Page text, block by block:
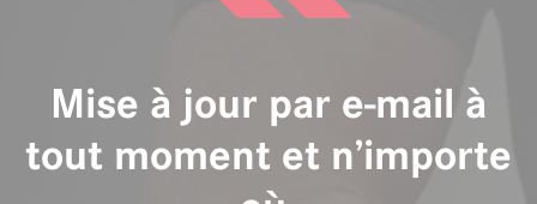
Mise à jour par e-mail à
tout moment et n’importe